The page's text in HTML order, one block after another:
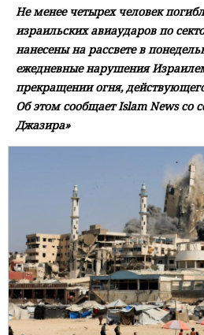
Не менее четырех человек
израильских авиаударов по
нанесены на рассвете в
ежедневные нарушения
прекращении огня,
Об этом сообщает Islam News со
Джазира»